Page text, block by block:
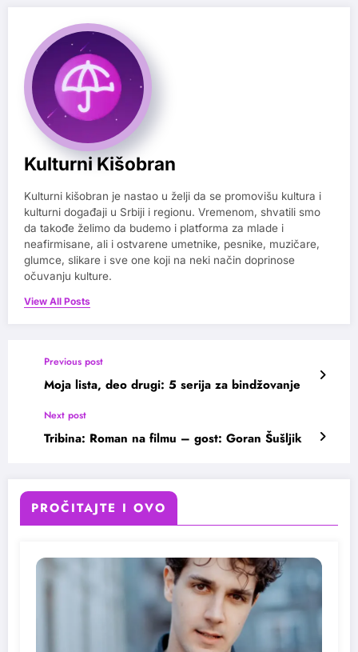
Kulturni Kišobran
Kulturni kišobran je nastao u želji da se promovišu kultura i
kulturni događaji u Srbiji i regionu. Vremenom, shvatili smo
da takođe želimo da budemo i platforma za mlade i
neafirmisane, ali i ostvarene umetnike, pesnike, muzičare,
glumce, slikare i sve one koji na neki način doprinose
očuvanju kulture.
View All Posts
Previous post
Moja lista, deo drugi: 5 serija za bindžovanje
Next post
Tribina: Roman na filmu – gost: Goran Šušljik
PROČITAJTE I OVO